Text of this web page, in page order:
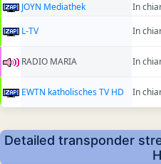
JOYN Mediathek
In
L-TV
In
RADIO MARIA In
EWTN katholisches TV HD In
Detailed transponder